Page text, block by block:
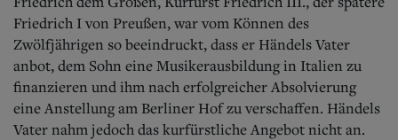
Friedrich I von Preußen, war vom Können des
Zwölfjährigen so beeindruckt, dass er Händels Vater
anbot, dem Sohn eine Musikerausbildung in Italien zu
finanzieren und ihm nach erfolgreicher Absolvierung
eine Anstellung am Berliner Hof zu verschaffen. Händels
Vater nahm jedoch das kurfürstliche Angebot nicht an.